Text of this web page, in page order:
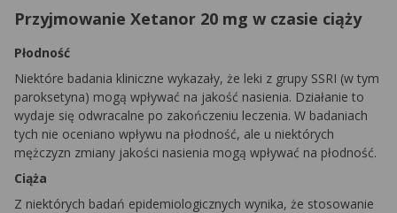
Przyjmowanie Xetanor 20 mg w czasie ciąży
Płodność
Niektóre badania kliniczne wykazały, że leki z grupy SSRI (w tym
paroksetyna) mogą wpływać na jakość nasienia. Działanie to
wydaje się odwracalne po zakończeniu leczenia. W badaniach
tych nie oceniano wpływu na płodność, ale u niektórych
mężczyzn zmiany jakości nasienia mogą wpływać na płodność.
Ciąża
Z niektórych badań epidemiologicznych wynika, że stosowanie